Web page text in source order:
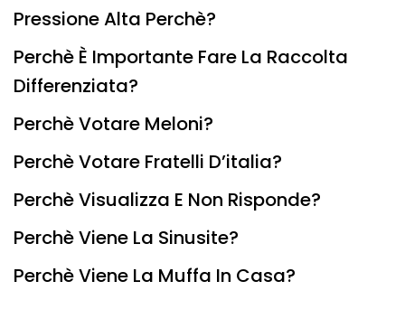
Pressione Alta Perchè?
Perchè È Importante Fare La Raccolta
Differenziata?
Perchè Votare Meloni?
Perchè Votare Fratelli D’italia?
Perchè Visualizza E Non Risponde?
Perchè Viene La Sinusite?
Perchè Viene La Muffa In Casa?